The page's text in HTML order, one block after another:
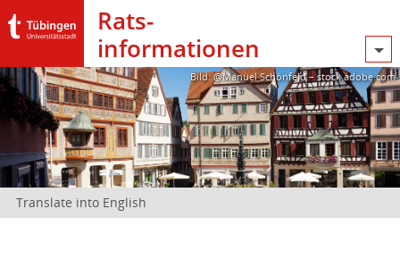
Rats­
informationen
Bild: @Manuel Schönfeld – stock.adobe.com
Translate into English